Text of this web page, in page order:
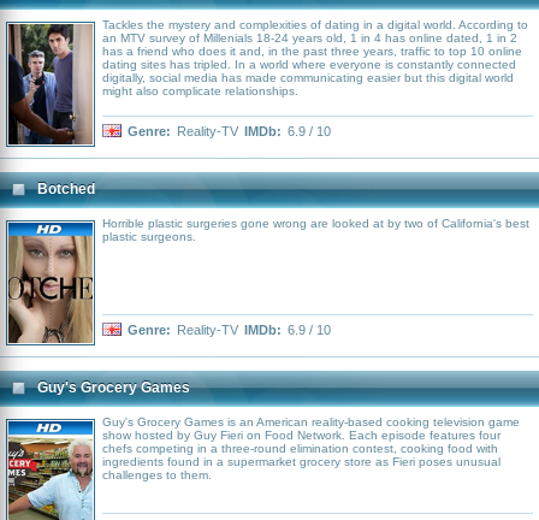
Tackles the mystery and complexities of dating in a digital world. According to
an MTV survey of Millenials 18-24 years old, 1 in 4 has online dated, 1 in 2
has a friend who does it and, in the past three years, traffic to top 10 online
dating sites has tripled. In a world where everyone is constantly connected
digitally, social media has made communicating easier but this digital world
might also complicate relationships.
Genre: Reality-TV IMDb: 6.9 / 10
Botched
Horrible plastic surgeries gone wrong are looked at by two of California's best
plastic surgeons.
Genre: Reality-TV IMDb: 6.9 / 10
Guy's Grocery Games
Guy's Grocery Games is an American reality-based cooking television game
show hosted by Guy Fieri on Food Network. Each episode features four
chefs competing in a three-round elimination contest, cooking food with
ingredients found in a supermarket grocery store as Fieri poses unusual
challenges to them.